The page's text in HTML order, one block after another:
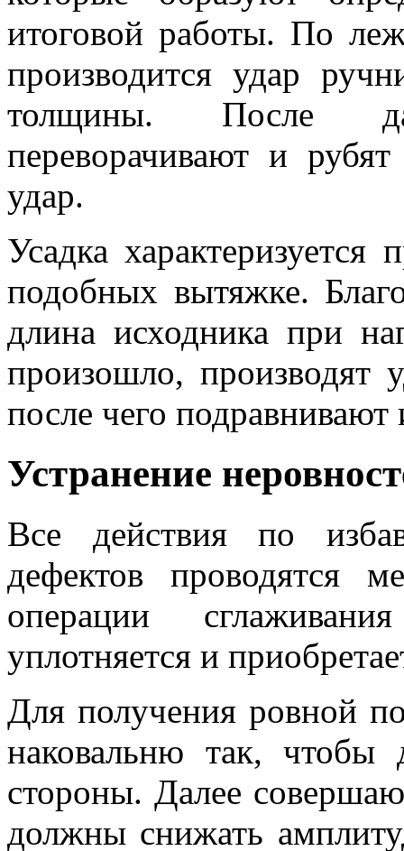
итоговой работы. По
производится удар
толщины. После
переворачивают и
удар.
Усадка
подобных вытяжке.
длина исходника при
произошло, производят
после чего подравнивают
Устранение
Все действия по
дефектов проводятся
операции
уплотняется и
Для получения ровной
наковальню так,
стороны. Далее
должны снижать